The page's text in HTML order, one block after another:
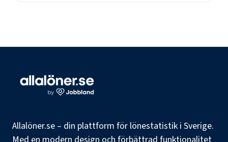
Allalöner.se – din plattform för lönestatistik i Sverige.